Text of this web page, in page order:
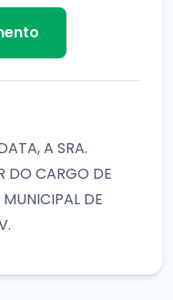
A SRA.
DO CARGO DE
DE